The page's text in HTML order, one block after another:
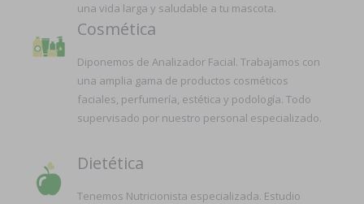
una vida larga y saludable a tu mascota.
Cosmética
Diponemos de Analizador Facial. Trabajamos con
una amplia gama de productos cosméticos
faciales, perfumería, estética y podología. Todo
supervisado por nuestro personal especializado.
Dietética
Tenemos Nutricionista especializada. Estudio